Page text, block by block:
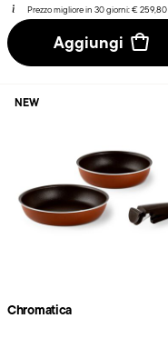
Prezzo migliore in 30 giorni:€ 259,80
Aggiungi
Chromatica
NEW